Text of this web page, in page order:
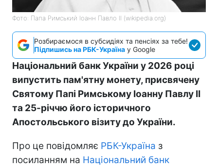
Фото: Папа Римський Іоанн Павло II (wikipedia.org)
Розбираємося в субсидіях та пенсіях за тебе!
Підпишись на РБК-Україна у Google
Національний банк України у 2026 році
випустить пам'ятну монету, присвячену
Святому Папі Римському Іоанну Павлу II
та 25-річчю його історичного
Апостольського візиту до України.
Про це повідомляє РБК-Україна з
посиланням на Національний банк